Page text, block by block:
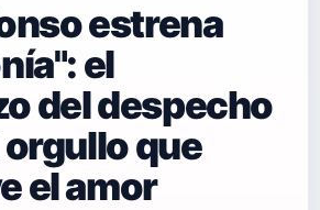
estrena
el
del despecho
que
el amor